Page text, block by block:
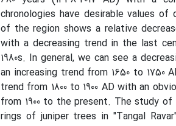
chronologies have desirable values
of the region shows a relative
with a decreasing trend in the last
1980s. In general, we can see a
an increasing trend from 1650 to 1750
trend from 1800 to 1900 AD with an
from 1900 to the present. The study
rings of juniper trees in "Tangal